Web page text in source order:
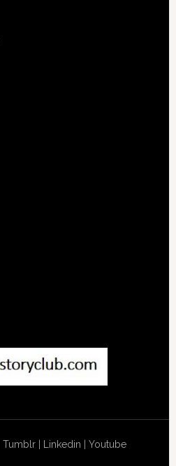
Tumblr| Linkedin Youtube